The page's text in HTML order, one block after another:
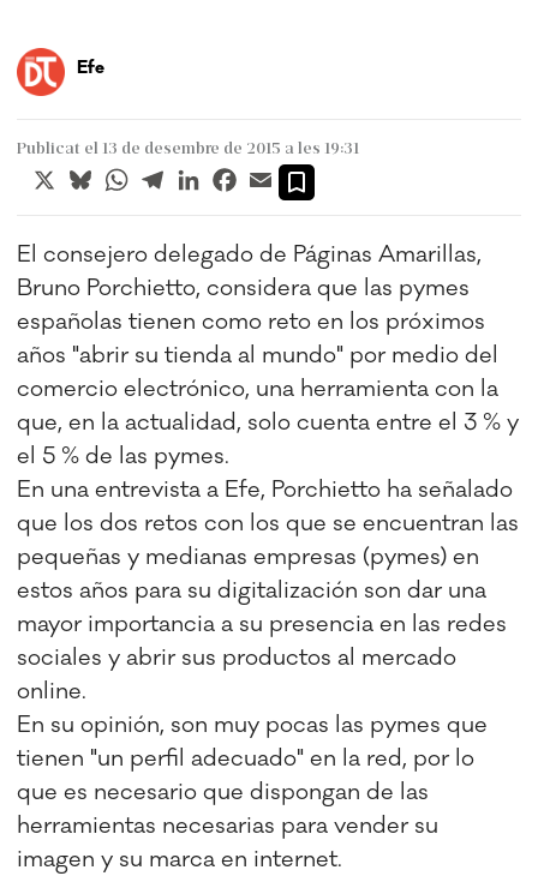
Efe
Publicat el 13 de desembre de 2015 a les 19:31
X BlueskyWhatsApp
TelegramLinkedInFacebook
Email
El consejero delegado de Páginas Amarillas,
Bruno Porchietto, considera que las pymes
españolas tienen como reto en los próximos
años "abrir su tienda al mundo" por medio del
comercio electrónico, una herramienta con la
que, en la actualidad, solo cuenta entre el 3 % y
el 5 % de las pymes.
En una entrevista a Efe, Porchietto ha señalado
que los dos retos con los que se encuentran las
pequeñas y medianas empresas (pymes) en
estos años para su digitalización son dar una
mayor importancia a su presencia en las redes
sociales y abrir sus productos al mercado
online.
En su opinión, son muy pocas las pymes que
tienen "un perfil adecuado" en la red, por lo
que es necesario que dispongan de las
herramientas necesarias para vender su
imagen y su marca en internet.